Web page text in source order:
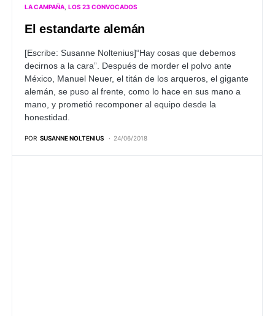
LA CAMPAÑA LOS 23 CONVOCADOS
El estandarte alemán
[Escribe: Susanne Noltenius]“Hay cosas que debemos
decirnos a la cara”. Después de morder el polvo ante
México, Manuel Neuer, el titán de los arqueros, el gigante
alemán, se puso al frente, como lo hace en sus mano a
mano, y prometió recomponer al equipo desde la
honestidad.
POR SUSANNE NOLTENIUS 24/06/2018